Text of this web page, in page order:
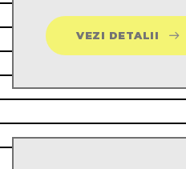
VEZI DETALII